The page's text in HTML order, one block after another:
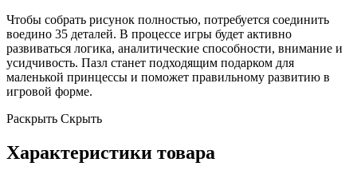
Чтобы собрать рисунок полностью, потребуется соединить
воедино 35 деталей. В процессе игры будет активно
развиваться логика, аналитические способности, внимание и
усидчивость. Пазл станет подходящим подарком для
маленькой принцессы и поможет правильному развитию в
игровой форме.
Раскрыть Скрыть
Характеристики товара